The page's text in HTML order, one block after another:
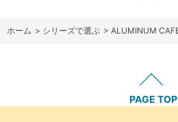
ホーム > シリーズで選ぶ > ALUMINUM
PAGE TOP